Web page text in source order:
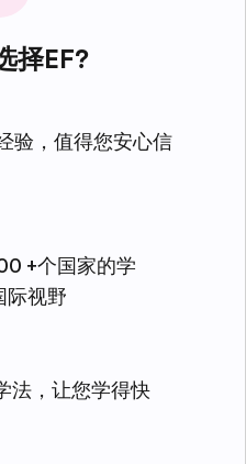
择EF?
验，值得您安心信
+个国家的学
际视野
法，让您学得快